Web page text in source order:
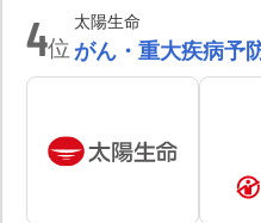
4位
太陽生命
がん・重大疾病予